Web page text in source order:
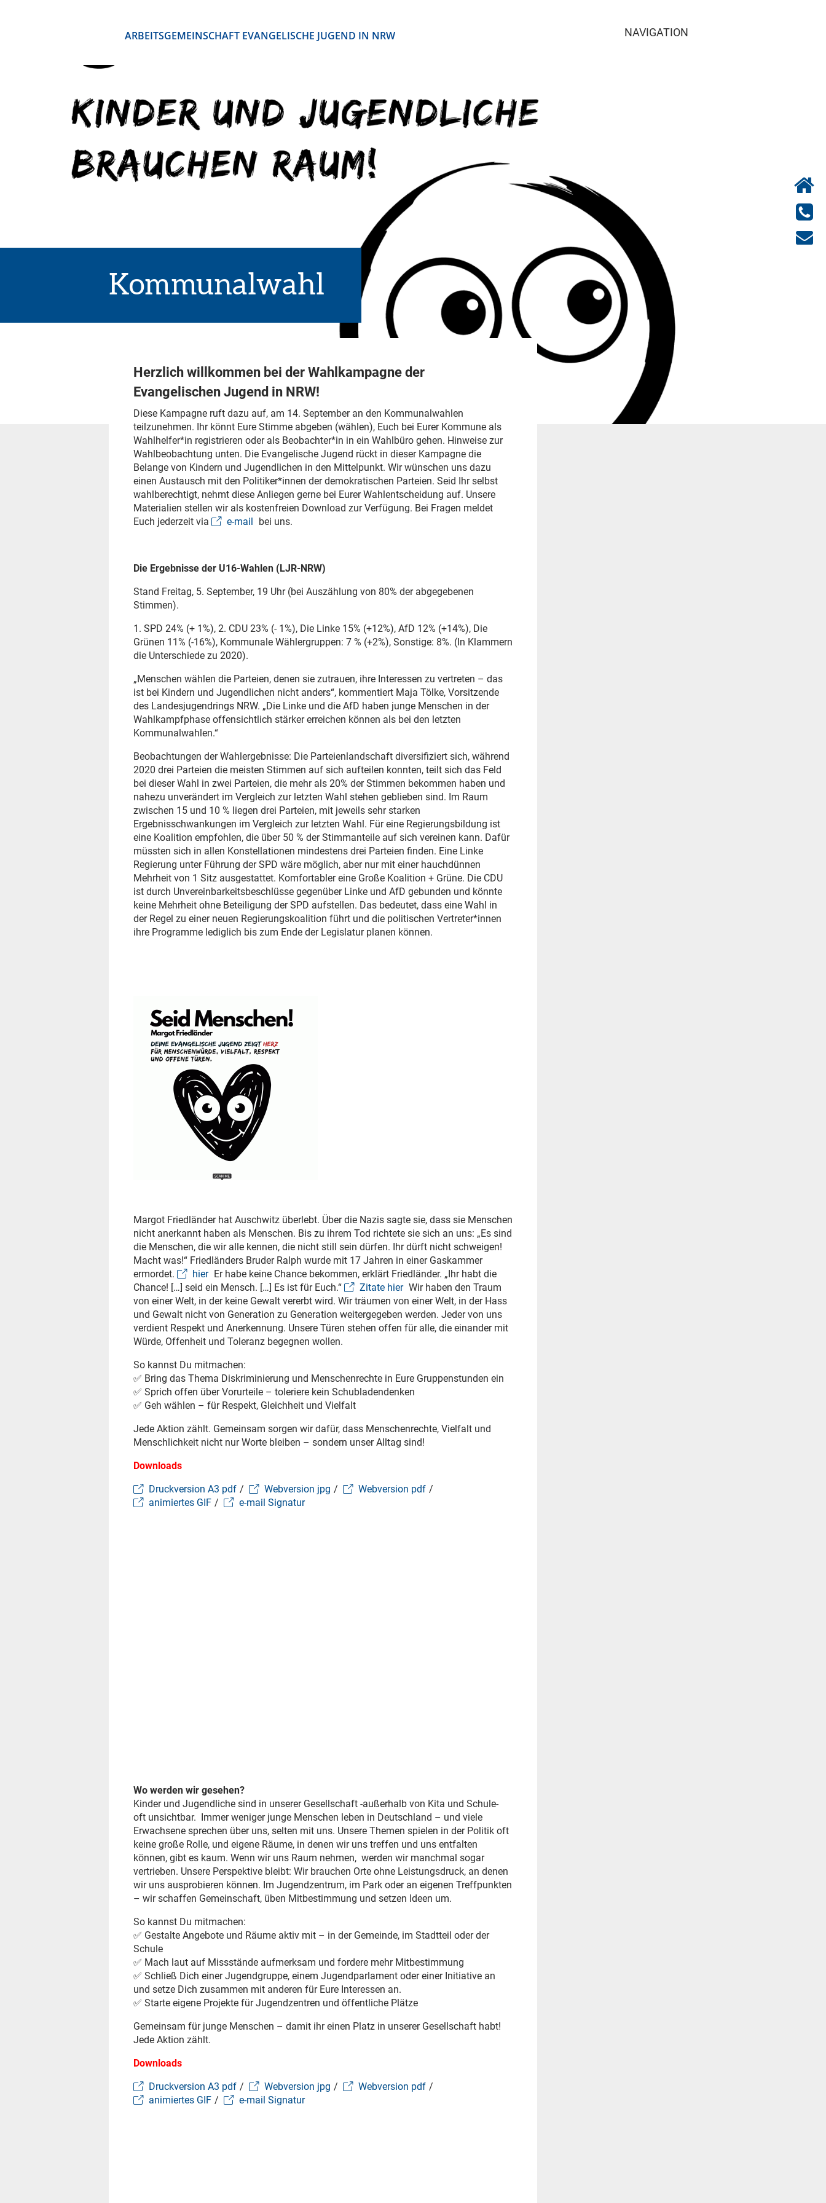
ARBEITSGEMEINSCHAFT EVANGELISCHE JUGEND IN NRW NAVIGATION
Kommunalwahl
Herzlich willkommen bei der Wahlkampagne der
Evangelischen Jugend in NRW!
Diese Kampagne ruft dazu auf, am 14. September an den Kommunalwahlen
teilzunehmen. Ihr könnt Eure Stimme abgeben (wählen), Euch bei Eurer Kommune als
Wahlhelfer*in registrieren oder als Beobachter*in in ein Wahlbüro gehen. Hinweise zur
Wahlbeobachtung unten. Die Evangelische Jugend rückt in dieser Kampagne die
Belange von Kindern und Jugendlichen in den Mittelpunkt. Wir wünschen uns dazu
einen Austausch mit den Politiker*innen der demokratischen Parteien. Seid Ihr selbst
wahlberechtigt, nehmt diese Anliegen gerne bei Eurer Wahlentscheidung auf. Unsere
Materialien stellen wir als kostenfreien Download zur Verfügung. Bei Fragen meldet
Euch jederzeit via
e-mail bei uns.
Die Ergebnisse der U16-Wahlen (LJR-NRW)
Stand Freitag, 5. September, 19 Uhr (bei Auszählung von 80% der abgegebenen
Stimmen).
1. SPD 24% (+ 1%), 2. CDU 23% (- 1%), Die Linke 15% (+12%), AfD 12% (+14%), Die
Grünen 11% (-16%), Kommunale Wählergruppen: 7 % (+2%), Sonstige: 8%. (In Klammern
die Unterschiede zu 2020).
„Menschen wählen die Parteien, denen sie zutrauen, ihre Interessen zu vertreten – das
ist bei Kindern und Jugendlichen nicht anders“, kommentiert Maja Tölke, Vorsitzende
des Landesjugendrings NRW. „Die Linke und die AfD haben junge Menschen in der
Wahlkampfphase offensichtlich stärker erreichen können als bei den letzten
Kommunalwahlen.“
Beobachtungen der Wahlergebnisse: Die Parteienlandschaft diversifiziert sich, während
2020 drei Parteien die meisten Stimmen auf sich aufteilen konnten, teilt sich das Feld
bei dieser Wahl in zwei Parteien, die mehr als 20% der Stimmen bekommen haben und
nahezu unverändert im Vergleich zur letzten Wahl stehen geblieben sind. Im Raum
zwischen 15 und 10 % liegen drei Parteien, mit jeweils sehr starken
Ergebnisschwankungen im Vergleich zur letzten Wahl. Für eine Regierungsbildung ist
eine Koalition empfohlen, die über 50 % der Stimmanteile auf sich vereinen kann. Dafür
müssten sich in allen Konstellationen mindestens drei Parteien finden. Eine Linke
Regierung unter Führung der SPD wäre möglich, aber nur mit einer hauchdünnen
Mehrheit von 1 Sitz ausgestattet. Komfortabler eine Große Koalition + Grüne. Die CDU
ist durch Unvereinbarkeitsbeschlüsse gegenüber Linke und AfD gebunden und könnte
keine Mehrheit ohne Beteiligung der SPD aufstellen. Das bedeutet, dass eine Wahl in
der Regel zu einer neuen Regierungskoalition führt und die politischen Vertreter*innen
ihre Programme lediglich bis zum Ende der Legislatur planen können.
Margot Friedländer hat Auschwitz überlebt. Über die Nazis sagte sie, dass sie Menschen
nicht anerkannt haben als Menschen. Bis zu ihrem Tod richtete sie sich an uns: „Es sind
die Menschen, die wir alle kennen, die nicht still sein dürfen. Ihr dürft nicht schweigen!
Macht was!“ Friedländers Bruder Ralph wurde mit 17 Jahren in einer Gaskammer
ermordet.
hier Er habe keine Chance bekommen, erklärt Friedländer. „Ihr habt die
Chance! […] seid ein Mensch. […] Es ist für Euch.“
Zitate hier Wir haben den Traum
von einer Welt, in der keine Gewalt vererbt wird. Wir träumen von einer Welt, in der Hass
und Gewalt nicht von Generation zu Generation weitergegeben werden. Jeder von uns
verdient Respekt und Anerkennung. Unsere Türen stehen offen für alle, die einander mit
Würde, Offenheit und Toleranz begegnen wollen.
So kannst Du mitmachen:
✅ Bring das Thema Diskriminierung und Menschenrechte in Eure Gruppenstunden ein
✅ Sprich offen über Vorurteile – toleriere kein Schubladendenken
✅ Geh wählen – für Respekt, Gleichheit und Vielfalt
Jede Aktion zählt. Gemeinsam sorgen wir dafür, dass Menschenrechte, Vielfalt und
Menschlichkeit nicht nur Worte bleiben – sondern unser Alltag sind!
Downloads
Druckversion A3 pdf / Webversion jpg / Webversion pdf /
animiertes GIF / e-mail Signatur
Wo werden wir gesehen?
Kinder und Jugendliche sind in unserer Gesellschaft -außerhalb von Kita und Schule-
oft unsichtbar. Immer weniger junge Menschen leben in Deutschland – und viele
Erwachsene sprechen über uns, selten mit uns. Unsere Themen spielen in der Politik oft
keine große Rolle, und eigene Räume, in denen wir uns treffen und uns entfalten
können, gibt es kaum. Wenn wir uns Raum nehmen, werden wir manchmal sogar
vertrieben. Unsere Perspektive bleibt: Wir brauchen Orte ohne Leistungsdruck, an denen
wir uns ausprobieren können. Im Jugendzentrum, im Park oder an eigenen Treffpunkten
– wir schaffen Gemeinschaft, üben Mitbestimmung und setzen Ideen um.
So kannst Du mitmachen:
✅ Gestalte Angebote und Räume aktiv mit – in der Gemeinde, im Stadtteil oder der
Schule
✅ Mach laut auf Missstände aufmerksam und fordere mehr Mitbestimmung
✅ Schließ Dich einer Jugendgruppe, einem Jugendparlament oder einer Initiative an
und setze Dich zusammen mit anderen für Eure Interessen an.
✅ Starte eigene Projekte für Jugendzentren und öffentliche Plätze
Gemeinsam für junge Menschen – damit ihr einen Platz in unserer Gesellschaft habt!
Jede Aktion zählt.
Downloads
Druckversion A3 pdf / Webversion jpg / Webversion pdf /
animiertes GIF / e-mail Signatur